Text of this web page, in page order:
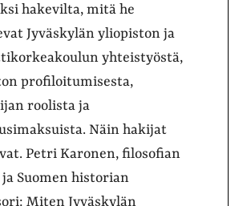
hakevilta, mitä he
Jyväskylän yliopiston ja
yhteistyöstä,
profiloitumisesta,
roolista ja
Näin hakijat
Petri Karonen, filosofian
Suomen historian
Miten Jyväskylän